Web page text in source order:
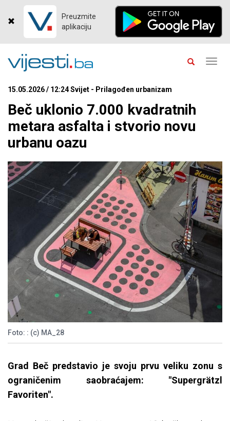
Preuzmite
aplikaciju
15.05.2026 / 12:24 Svijet - Prilagođen urbanizam
Beč uklonio 7.000 kvadratnih
metara asfalta i stvorio novu
urbanu oazu
Foto: : (c) MA_28
Grad Beč predstavio je svoju prvu veliku zonu s
ograničenim saobraćajem: "Supergrätzl
Favoriten".